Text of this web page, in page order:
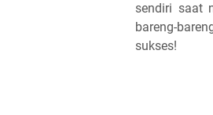
sendiri saat
bareng-
sukses!